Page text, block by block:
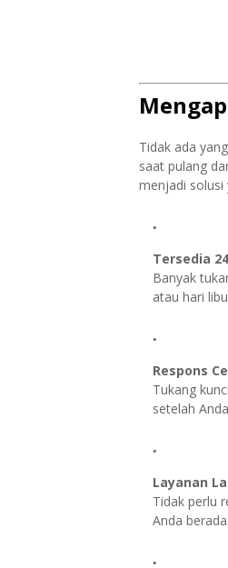
Tidak ada
saat pulang
menjadi solusi
Tersedia
Banyak
atau hari
Respons
Tukang
setelah
Layanan
Tidak perlu
Anda berada.